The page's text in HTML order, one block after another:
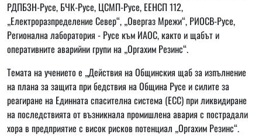
РДПБЗН-Русе, БЧК-Русе, ЦСМП-Русе, ЕЕНСП 112,
„Електроразпределение Север“, „Овергаз Мрежи“, РИОСВ-Русе,
Регионална лаборатория - Русе към ИАОС, както и щабът и
оперативните аварийни групи на „Оргахим Резинс“.
Темата на учението е „Действия на Общинския щаб за изпълнение
на плана за защита при бедствия на Община Русе и силите за
реагиране на Единната спасителна система (ЕСС) при ликвидиране
на последствията от възникнала промишлена авария с пострадали
хора в предприятие с висок рисков потенциал „Оргахим Резинс“.